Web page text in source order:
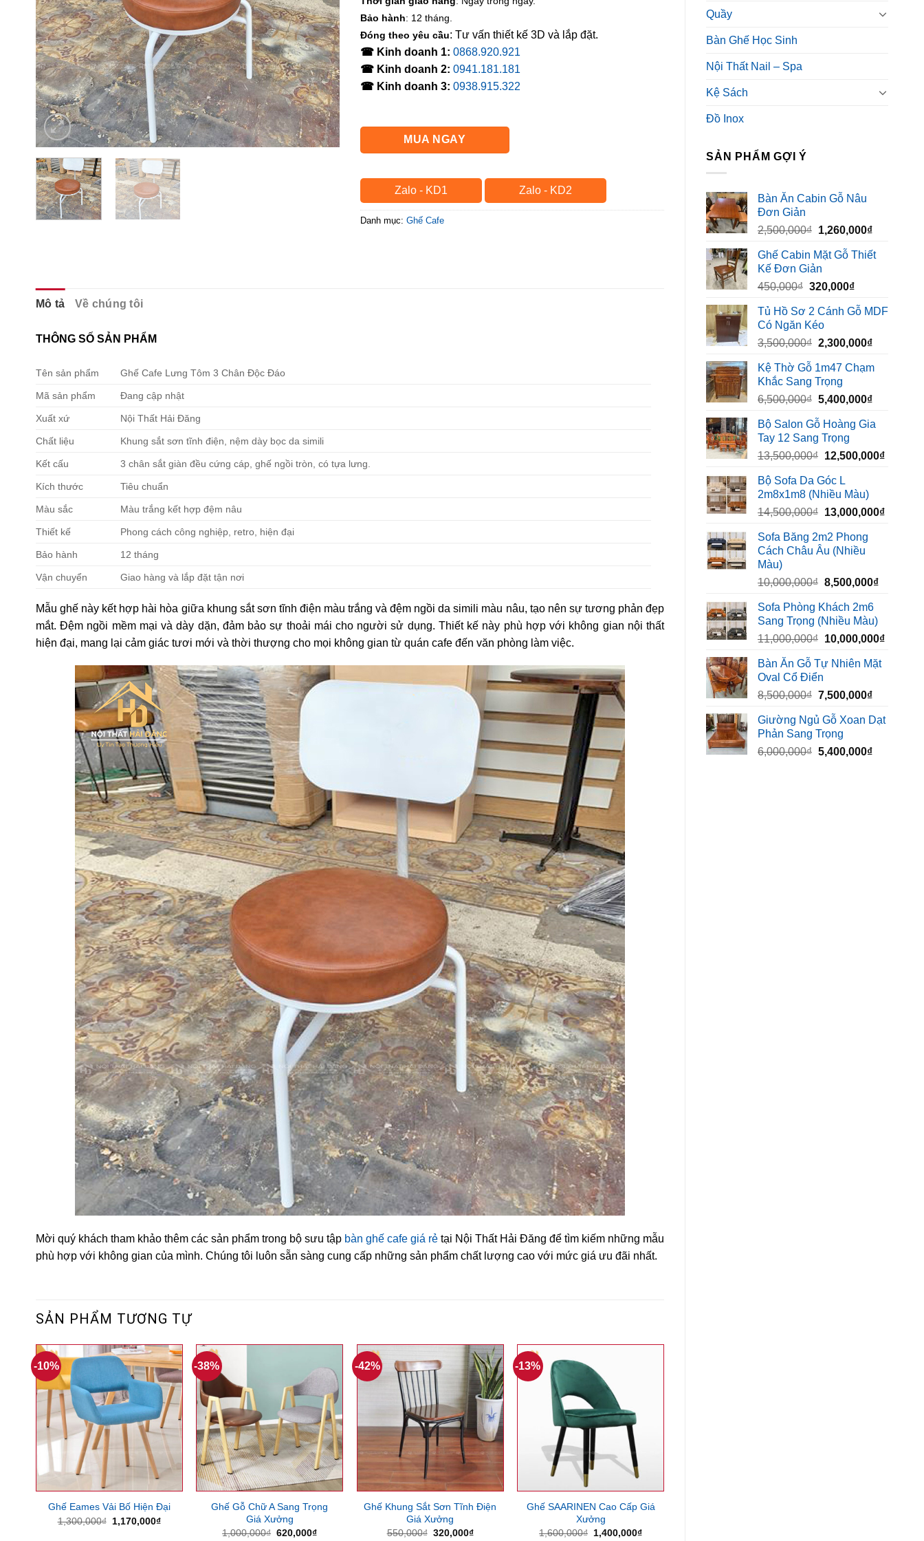
Quầy
Bàn Ghế Học Sinh
Nội Thất Nail – Spa
Kệ Sách
Đồ Inox
SẢN PHẨM GỢI Ý
Bàn Ăn Cabin Gỗ Nâu
Đơn Giản
2,500,000₫ Giá
là:
2,500,000₫.
1,260,000₫Giá
tại
Ghế Cabin Mặt Gỗ Thiết
Kế Đơn Giản
450,000₫ Giá
là:
450,000₫.
320,000₫Giá
tại
320,000₫.
Tủ Hồ Sơ 2 Cánh Gỗ MDF
Có Ngăn Kéo
3,500,000₫ Giá
là:
3,500,000₫.
2,300,000₫Giá
tại
Kệ Thờ Gỗ 1m47 Chạm
Khắc Sang Trọng
6,500,000₫ Giá
là:
6,500,000₫.
5,400,000₫Giá
tại
Bộ Salon Gỗ Hoàng Gia
Tay 12 Sang Trọng
13,500,000₫ Giá
là:
13,500,000₫.
12,500,000₫Giá
Bộ Sofa Da Góc L
2m8x1m8 (Nhiều Màu)
14,500,000₫ Giá
là:
14,500,000₫.
13,000,000₫Giá
Sofa Băng 2m2 Phong
Cách Châu Âu (Nhiều
Màu)
10,000,000₫ Giá
là:
10,000,000₫.
8,500,000₫Giá
là:
Sofa Phòng Khách 2m6
Sang Trọng (Nhiều Màu)
11,000,000₫ Giá
là:
10,000,000₫Giá
Bàn Ăn Gỗ Tự Nhiên Mặt
Oval Cổ Điển
8,500,000₫ Giá
là:
8,500,000₫.
7,500,000₫Giá
tại
Giường Ngủ Gỗ Xoan Dạt
Phản Sang Trọng
6,000,000₫ Giá
5,400,000₫Giá
Bảo hành: 12 tháng.
Đóng theo yêu cầu: Tư vấn thiết kế 3D và lắp đặt.
☎ Kinh doanh 1: 0868.920.921
☎ Kinh doanh 2: 0941.181.181
☎ Kinh doanh 3: 0938.915.322
MUA NGAY
Zalo - KD1 Zalo - KD2
Danh mục: Ghế Cafe
Mô tả Về chúng tôi
THÔNG SỐ SẢN PHẨM
Tên sản phẩm Ghế Cafe Lưng Tôm 3 Chân Độc Đáo
Mã sản phẩm Đang cập nhật
Xuất xứ Nội Thất Hải Đăng
Chất liệu Khung sắt sơn tĩnh điện, nệm dày bọc da simili
Kết cấu 3 chân sắt giàn đều cứng cáp, ghế ngồi tròn, có tựa lưng.
Kích thước Tiêu chuẩn
Màu sắc Màu trắng kết hợp đệm nâu
Thiết kế Phong cách công nghiệp, retro, hiện đại
Bảo hành 12 tháng
Vận chuyển Giao hàng và lắp đặt tận nơi
Mẫu ghế này kết hợp hài hòa giữa khung sắt sơn tĩnh điện màu trắng và đệm ngồi da simili màu nâu, tạo nên sự tương phản đẹp
mắt. Đệm ngồi mềm mại và dày dặn, đảm bảo sự thoải mái cho người sử dụng. Thiết kế này phù hợp với không gian nội thất
hiện đại, mang lại cảm giác tươi mới và thời thượng cho mọi không gian từ quán cafe đến văn phòng làm việc.
Mời quý khách tham khảo thêm các sản phẩm trong bộ sưu tập bàn ghế cafe giá rẻ tại Nội Thất Hải Đăng để tìm kiếm những mẫu
phù hợp với không gian của mình. Chúng tôi luôn sẵn sàng cung cấp những sản phẩm chất lượng cao với mức giá ưu đãi nhất.
SẢN PHẨM TƯƠNG TỰ
-10%
Ghế Eames Vải Bố Hiện Đại
1,300,000₫ Giá
1,170,000₫Giá
-38%
Ghế Gỗ Chữ A Sang Trọng
Giá Xưởng
1,000,000₫ Giá
620,000₫Giá
-42%
Ghế Khung Sắt Sơn Tĩnh Điện
Giá Xưởng
550,000₫ Giá
320,000₫Giá
-13%
Ghế SAARINEN Cao Cấp Giá
Xưởng
1,600,000₫ Giá
1,400,000₫Giá